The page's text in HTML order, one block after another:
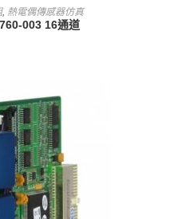
, 熱電偶傳感器仿真
003 16通道